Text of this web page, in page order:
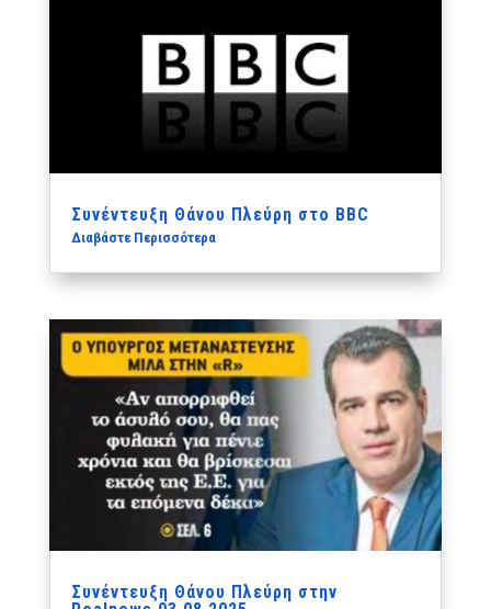
Συνέντευξη Θάνου Πλεύρη στο BBC
Διαβάστε Περισσότερα
Συνέντευξη Θάνου Πλεύρη στην